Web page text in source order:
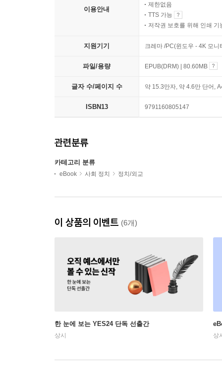
이용안내
제한없음
TTS 가능
저작권 보호를 위해 인쇄 기
지원기기 크레마 /PC(윈도우 - 4K 모
파일/용량 EPUB(DRM) | 80.60MB
글자 수/페이지 수 약 15.3만자, 약 4.6만 단어,
ISBN13 9791160805147
관련분류
카테고리 분류
eBook 사회 정치 정치/외교
이 상품의 이벤트 (6개)
한 눈에 보는 YES24 단독 선출간
상시 상